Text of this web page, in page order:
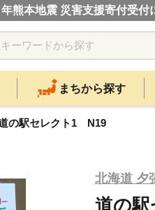
熊本地震 災害支援寄付受付
まちから探す
の駅セレクト1 N19
北海道 夕
道の